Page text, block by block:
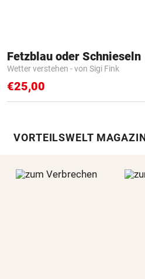
Fetzblau oder Schnieseln
Wetter verstehen - von Sigi Fink
€25,00
VORTEILSWELT